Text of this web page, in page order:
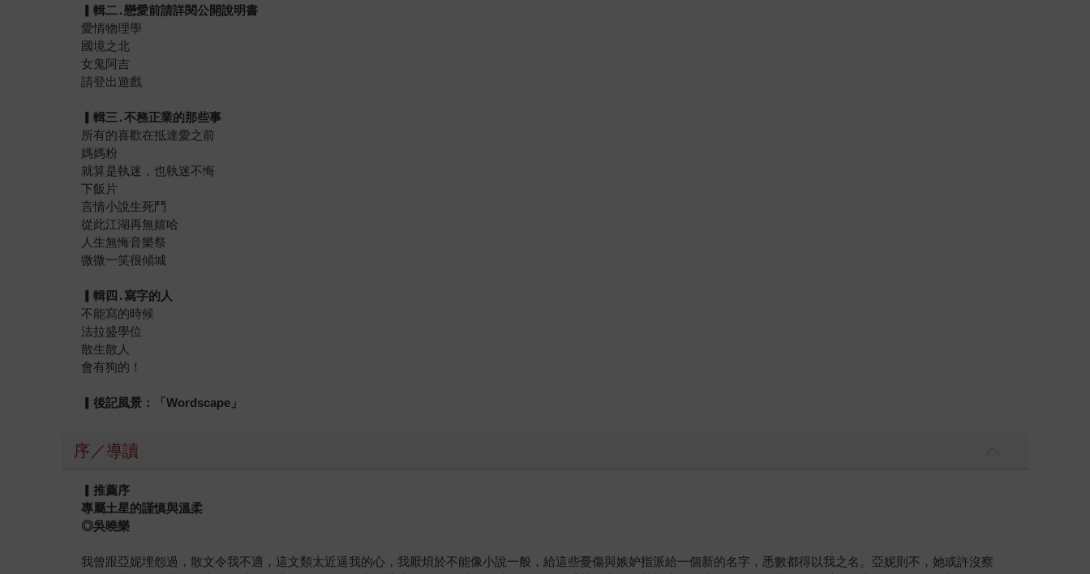
▎輯二․戀愛前請詳閱公開說明書
愛情物理學
國境之北
女鬼阿吉
請登出遊戲
▎輯三 ․不務正業的那些事
所有的喜歡在抵達愛之前
媽媽粉
就算是執迷，也執迷不悔
下飯片
言情小說生死鬥
從此江湖再無嬉哈
人生無悔音樂祭
微微一笑很傾城
▎輯四 ․ 寫字的人
不能寫的時候
法拉盛學位
散生散人
會有狗的！
▎後記風景：「Wordscape 」
序／導讀
▎推薦序
專屬土星的謹慎與溫柔
◎吳曉樂
我曾跟亞妮埋怨過，散文令我不適，這文類太近逼我的心，我厭煩於不能像小說一般，給這些憂傷與嫉妒指派給一個新的名字，悉數都得以我之名。亞妮則不，她或許沒察